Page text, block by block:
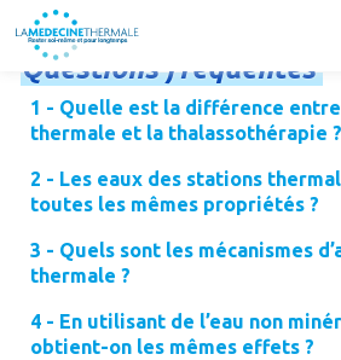
Questionsfréquentes
1 - Quelle est la différence
thermale et la thalassothérapie ?
2 - Les eaux des stations
toutes les mêmes propriétés ?
3 - Quels sont les mécanismes
thermale ?
4 - En utilisant de l’eau non
obtient-on les mêmes effets ?